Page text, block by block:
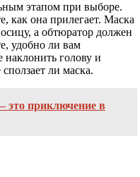
этапом при выборе.
как она прилегает. Маска
а обтюратор должен
удобно ли вам
наклонить голову и
ли маска.
это приключение в